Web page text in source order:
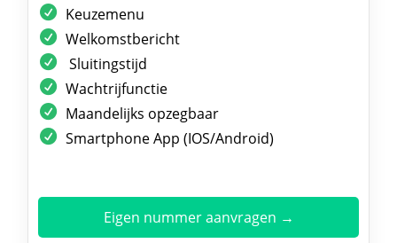
Keuzemenu
Welkomstbericht
Sluitingstijd
Wachtrijfunctie
Maandelijks opzegbaar
Smartphone App (IOS/Android)
Eigen nummer aanvragen →